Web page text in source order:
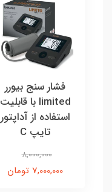
فشار سنج بیورر
limited با قابلیت
استفاده از آداپتور
تایپ C
8,000,000
7,000,000 تومان